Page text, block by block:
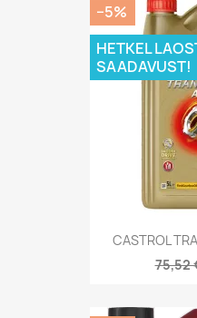
CASTROL
75,52
−5%
HETKEL
SAADAVUST!